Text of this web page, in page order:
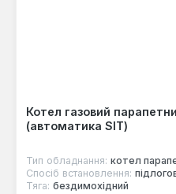
Котел газовий
(автоматика SIT)
Тип обладнання: котел
Спосіб встановлення:
Тяга: бездимохідний